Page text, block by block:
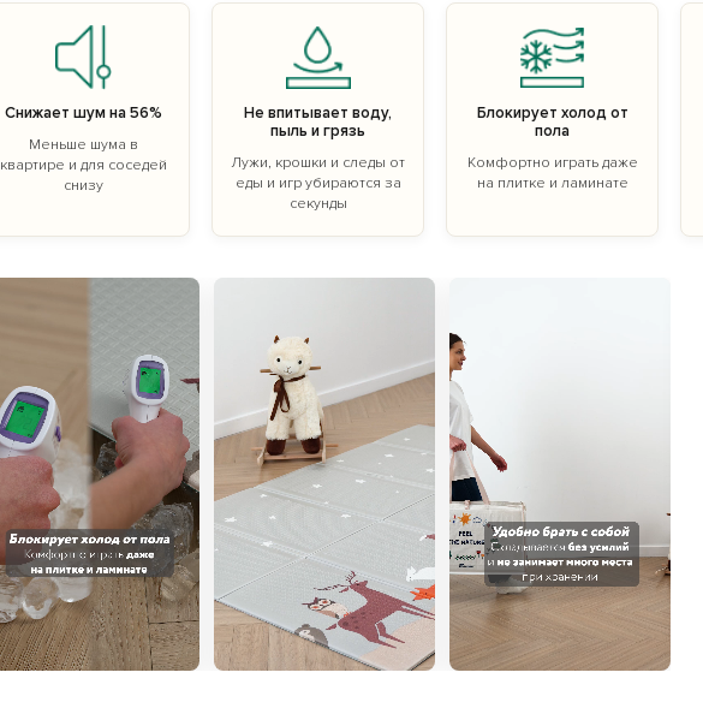
Снижает шум на 56%
Меньше шума в
квартире и для соседей
снизу
Не впитывает воду,
пыль и грязь
Лужи, крошки и следы от
еды и игр убираются за
секунды
Блокирует холод от
пола
Комфортно играть даже
на плитке и ламинате